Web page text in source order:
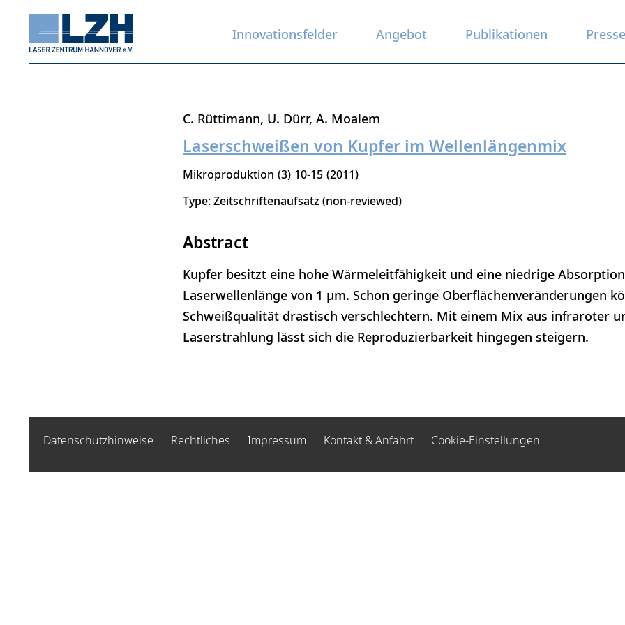
Innovationsfelder Angebot Publikationen Presse
C. Rüttimann U. Dürr A. Moalem
Laserschweißen von Kupfer im Wellenlängenmix
Mikroproduktion 3 10-15 2011
Type: Zeitschriftenaufsatz (non-reviewed)
Abstract
Kupfer besitzt eine hohe Wärmeleitfähigkeit und eine niedrige
Laserwellenlänge von 1 μm. Schon geringe Oberflächenveränderungen
Schweißqualität drastisch verschlechtern. Mit einem Mix aus infraroter
Laserstrahlung lässt sich die Reproduzierbarkeit hingegen steigern.
Datenschutzhinweise Rechtliches Impressum Kontakt & Anfahrt Cookie-Einstellungen